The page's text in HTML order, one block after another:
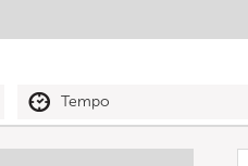
Tempo